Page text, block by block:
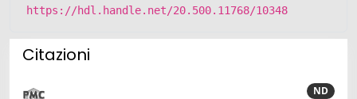
https://hdl.handle.net/20.500.11768/10348
Citazioni
ND